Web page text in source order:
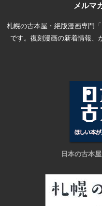
メルマ
札幌の古本屋・絶版漫画専門
です。復刻漫画の新着情報、
日本の古本